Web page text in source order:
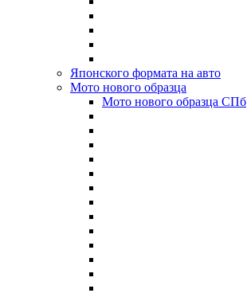
Японского формата на авто
Мото нового образца
Мото нового образца СПб